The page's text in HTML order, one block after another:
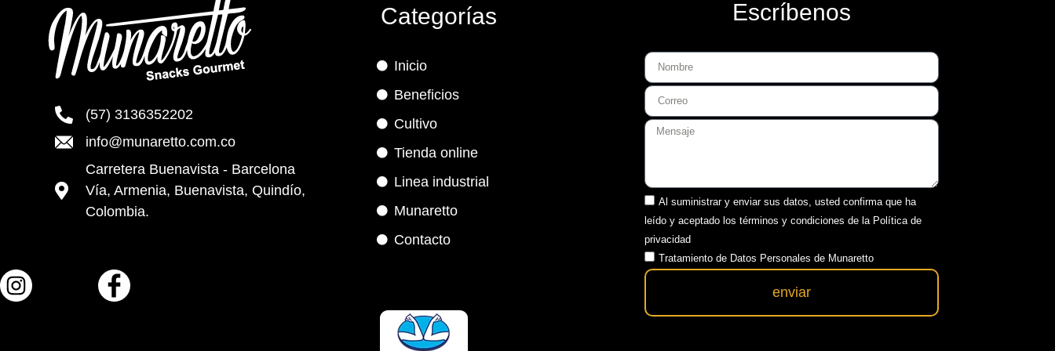
(57) 3136352202
info@munaretto.com.co
Carretera Buenavista - Barcelona
Vía, Armenia, Buenavista, Quindío,
Colombia.
Categorías
Inicio
Beneficios
Cultivo
Tienda online
Linea industrial
Munaretto
Contacto
Escríbenos
Al suministrar y enviar sus datos, usted confirma que ha
leído y aceptado los términos y condiciones de la Política de
privacidad
Tratamiento de Datos Personales de Munaretto
enviar